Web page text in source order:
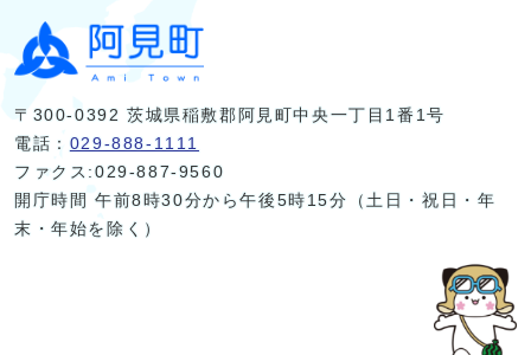
〒300-0392 茨城県稲敷郡阿見町中央一丁目1番1号
電話： 029-888-1111
ファクス:029-887-9560
開庁時間 午前8時30分から午後5時15分（土日・祝日・年
末・年始を除く）